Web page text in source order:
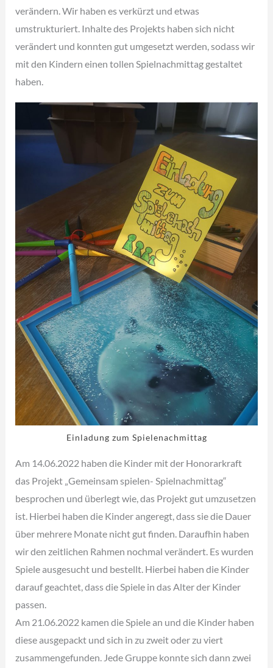
verändern. Wir haben es verkürzt und etwas
umstrukturiert. Inhalte des Projekts haben sich nicht
verändert und konnten gut umgesetzt werden, sodass wir
mit den Kindern einen tollen Spielnachmittag gestaltet
haben.
Einladung zum Spielenachmittag
Am 14.06.2022 haben die Kinder mit der Honorarkraft
das Projekt „Gemeinsam spielen- Spielnachmittag“
besprochen und überlegt wie, das Projekt gut umzusetzen
ist. Hierbei haben die Kinder angeregt, dass sie die Dauer
über mehrere Monate nicht gut finden. Daraufhin haben
wir den zeitlichen Rahmen nochmal verändert. Es wurden
Spiele ausgesucht und bestellt. Hierbei haben die Kinder
darauf geachtet, dass die Spiele in das Alter der Kinder
passen.
Am 21.06.2022 kamen die Spiele an und die Kinder haben
diese ausgepackt und sich in zu zweit oder zu viert
zusammengefunden. Jede Gruppe konnte sich dann zwei